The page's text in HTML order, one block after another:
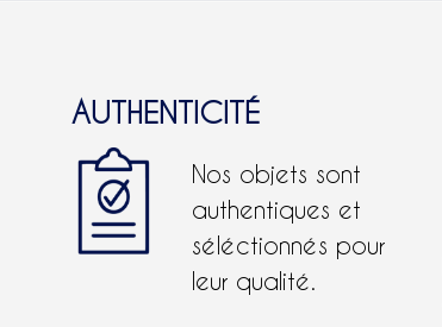
AUTHENTICITÉ
Nos objets sont
authentiques et
séléctionnés pour
leur qualité.